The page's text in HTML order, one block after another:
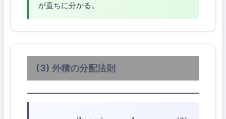
が直ちに分かる。
(3) 外積の分配法則